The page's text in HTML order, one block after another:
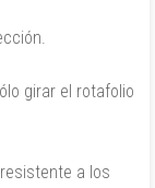
girar el rotafolio
a los